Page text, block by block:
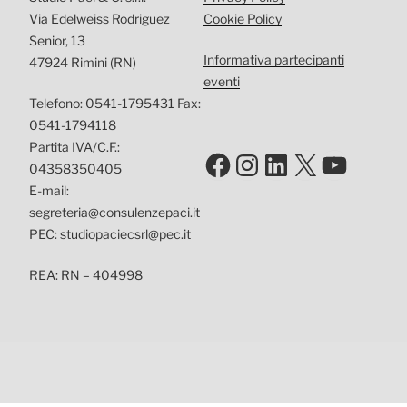
Via Edelweiss Rodriguez
Senior, 13
47924 Rimini (RN)
Telefono: 0541-1795431 Fax:
0541-1794118
Partita IVA/C.F.:
04358350405
E-mail:
segreteria@consulenzepaci.it
PEC: studiopaciecsrl@pec.it
REA: RN – 404998
Cookie Policy
Informativa partecipanti
eventi
Facebook
Instagram
LinkedIn
X